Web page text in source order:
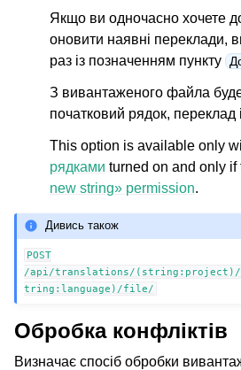
Якщо ви одночасно хочете
оновити наявні переклади,
раз із позначенням пункту
З вивантаженого файла
початковий рядок, переклад
This option is available only
рядками turned on and only if
new string» permission.
Дивись також
POST
/api/translations/(string:project)/
tring:language)/file/
Обробка конфліктів
Визначає спосіб обробки